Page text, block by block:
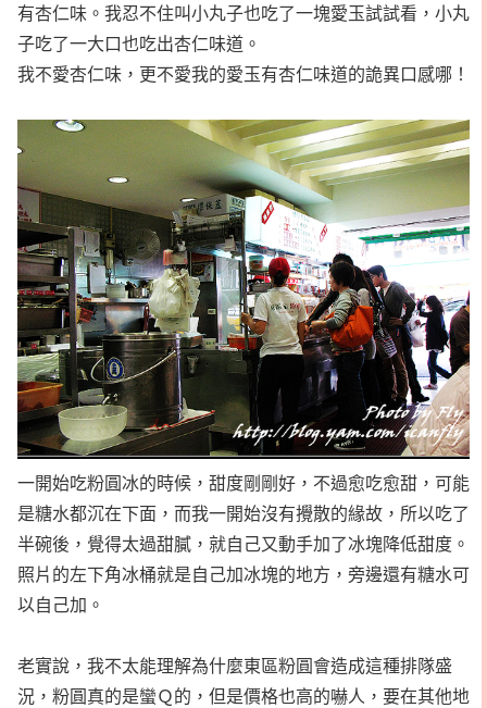
有杏仁味。我忍不住叫小丸子也吃了一塊愛玉試試看，小丸
子吃了一大口也吃出杏仁味道。
我不愛杏仁味，更不愛我的愛玉有杏仁味道的詭異口感哪！
一開始吃粉圓冰的時候，甜度剛剛好，不過愈吃愈甜，可能
是糖水都沉在下面，而我一開始沒有攪散的緣故，所以吃了
半碗後，覺得太過甜膩，就自己又動手加了冰塊降低甜度。
照片的左下角冰桶就是自己加冰塊的地方，旁邊還有糖水可
以自己加。
老實說，我不太能理解為什麼東區粉圓會造成這種排隊盛
況，粉圓真的是蠻Ｑ的，但是價格也高的嚇人，要在其他地